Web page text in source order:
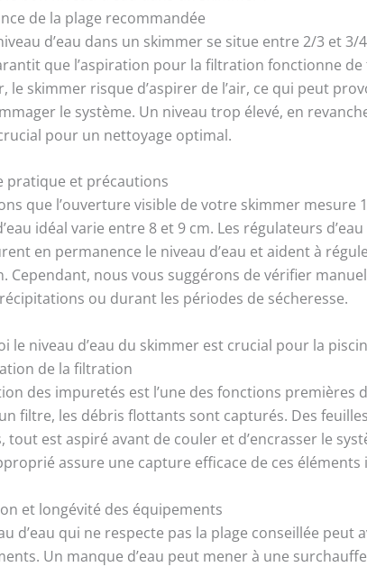
de la plage recommandée
d’eau dans un skimmer se situe entre 2/3 et
que l’aspiration pour la filtration fonctionne de
le skimmer risque d’aspirer de l’air, ce qui peut
le système. Un niveau trop élevé, en
pour un nettoyage optimal.
pratique et précautions
que l’ouverture visible de votre skimmer mesure
idéal varie entre 8 et 9 cm. Les régulateurs
en permanence le niveau d’eau et aident à
Cependant, nous vous suggérons de vérifier
ou durant les périodes de sécheresse.
le niveau d’eau du skimmer est crucial pour la
de la filtration
des impuretés est l’une des fonctions premières
filtre, les débris flottants sont capturés. Des
tout est aspiré avant de couler et d’encrasser le
assure une capture efficace de ces éléments
et longévité des équipements
d’eau qui ne respecte pas la plage conseillée peut
Un manque d’eau peut mener à une